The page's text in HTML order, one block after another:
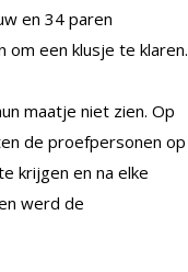
en 34 paren
een klusje te klaren.
maatje niet zien. Op
de proefpersonen op
krijgen en na elke
werd de